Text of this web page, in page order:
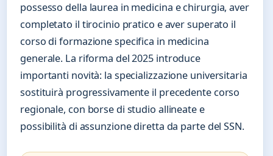
possesso della laurea in medicina e chirurgia, aver
completato il tirocinio pratico e aver superato il
corso di formazione specifica in medicina
generale. La riforma del 2025 introduce
importanti novità: la specializzazione universitaria
sostituirà progressivamente il precedente corso
regionale, con borse di studio allineate e
possibilità di assunzione diretta da parte del SSN.